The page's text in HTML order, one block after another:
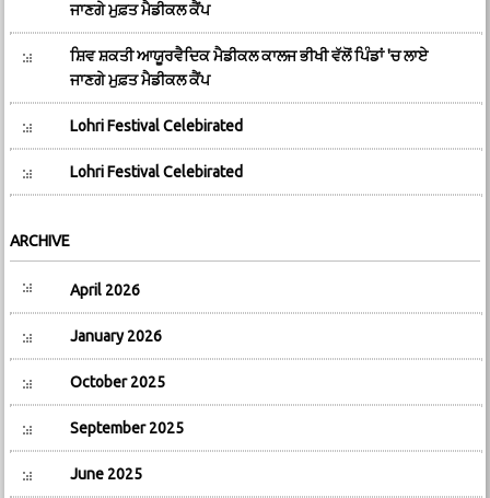
ਜਾਣਗੇ ਮੁਫ਼ਤ ਮੈਡੀਕਲ ਕੈਂਪ
ਸ਼ਿਵ ਸ਼ਕਤੀ ਆਯੂਰਵੈਦਿਕ ਮੈਡੀਕਲ ਕਾਲਜ ਭੀਖੀ ਵੱਲੋਂ ਪਿੰਡਾਂ 'ਚ ਲਾਏ
ਜਾਣਗੇ ਮੁਫ਼ਤ ਮੈਡੀਕਲ ਕੈਂਪ
Lohri Festival Celebirated
Lohri Festival Celebirated
ARCHIVE
April 2026
January 2026
October 2025
September 2025
June 2025